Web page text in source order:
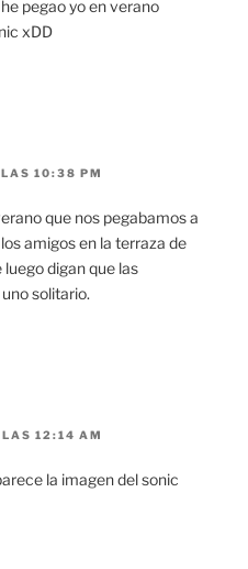
pegao yo en verano
xDD
10:38 PM
que nos pegabamos a
amigos en la terraza de
digan que las
solitario.
12:14 AM
la imagen del sonic